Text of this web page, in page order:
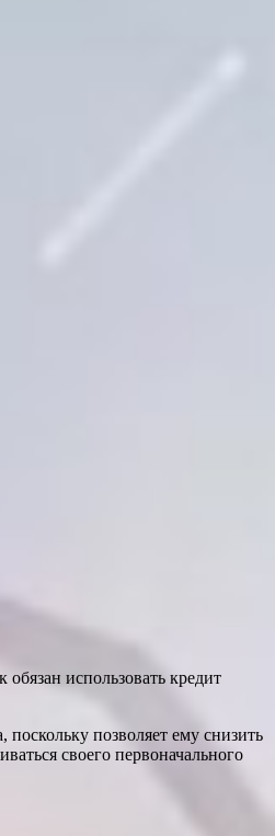
использовать кредит
позволяет ему снизить
своего первоначального